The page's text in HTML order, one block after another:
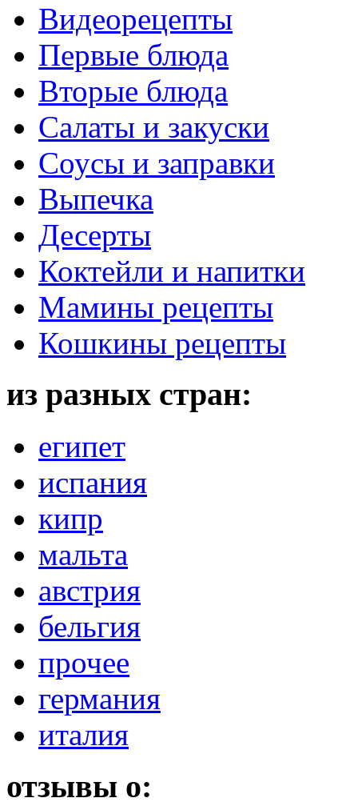
Видеорецепты
Первые блюда
Вторые блюда
Салаты и закуски
Соусы и заправки
Выпечка
Десерты
Коктейли и напитки
Мамины рецепты
Кошкины рецепты
из разных стран:
египет
испания
кипр
мальта
австрия
бельгия
прочее
германия
италия
отзывы о: